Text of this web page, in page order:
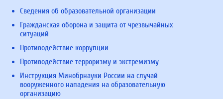
Сведения об образовательной организации
Гражданская оборона и защита от чрезвычайных
ситуаций
Противодействие коррупции
Противодействие терроризму и экстремизму
Инструкция Минобрнауки России на случай
вооруженного нападения на образовательную
организацию